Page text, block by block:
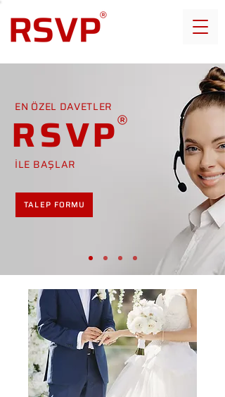
EN ÖZEL DAVETLER
RSVP
İLE BAŞLAR
TALEP FORMU